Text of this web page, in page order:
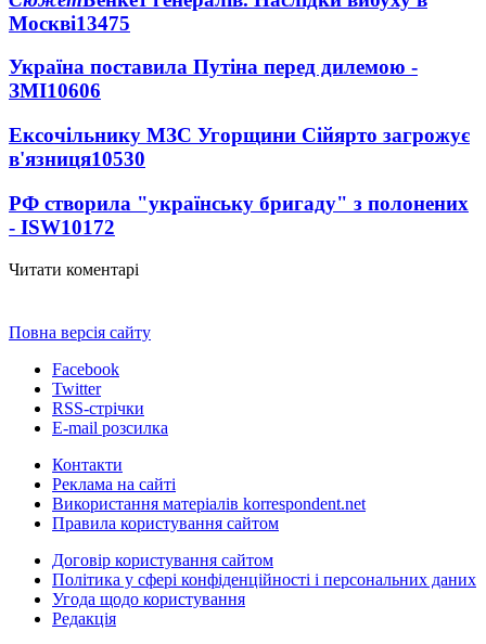
Москві13475
Україна поставила Путіна перед дилемою -
ЗМІ10606
Ексочільнику МЗС Угорщини Сійярто загрожує
в'язниця10530
РФ створила "українську бригаду" з полонених
- ISW10172
Читати коментарі
Повна версія сайту
Facebook
Twitter
RSS-стрічки
E-mail розсилка
Контакти
Реклама на сайті
Використання матеріалів korrespondent.net
Правила користування сайтом
Договір користування сайтом
Політика у сфері конфіденційності і персональних даних
Угода щодо користування
Редакція